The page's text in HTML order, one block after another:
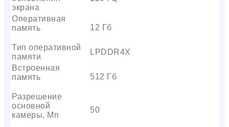
экрана
Оперативная
память
12 Гб
Тип оперативной
памяти
LPDDR4X
Встроенная
память
512 Гб
Разрешение
основной
камеры, Мп
50